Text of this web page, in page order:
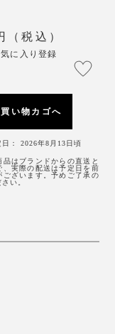
受け止めてくれ
しり。
ので、重たいア
痛い。左横を向
復して、やっと
寝もラクなんだ。
（税込）
に入り登録
い物カゴへ
： 2026年8月13日頃
品はブランドからの直送と
、実際の配送は予定日を前
ございます。予めご了承の
い。